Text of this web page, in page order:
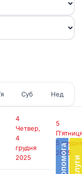
Суб Нед
4
Четвер,
4
грудня
2025
5
5 грудня
2025